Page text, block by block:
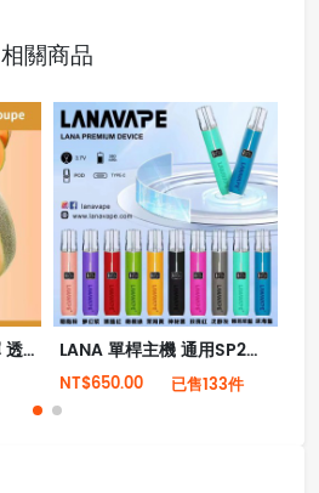
相關商品
【LANA 】拉娜 1代煙彈 透明煙彈 | RELX 1代電子煙機通用 | 極度薄荷感 LANA 單桿主機 通用SP2、RELX一代 皮革主機 電子煙主機
NT$650.00 已售133件